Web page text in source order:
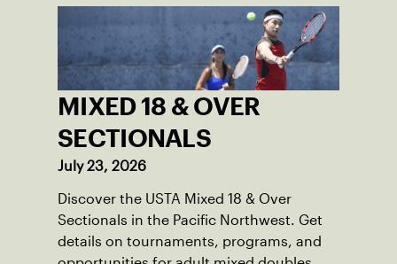
MIXED 18 & OVER
SECTIONALS
July 23, 2026
Discover the USTA Mixed 18 & Over
Sectionals in the Pacific Northwest. Get
details on tournaments, programs, and